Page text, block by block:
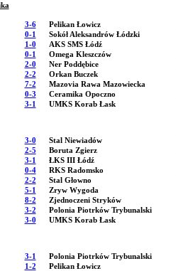
3-6 Pelikan Łowicz
0-1 Sokół Aleksandrów Łódzki
1-0 AKS SMS Łódź
0-1 Omega Kleszczów
2-0 Ner Poddębice
2-2 Orkan Buczek
7-2 Mazovia Rawa Mazowiecka
0-3 Ceramika Opoczno
3-1 UMKS Korab Łask
3-0 Stal Niewiadów
2-5 Boruta Zgierz
3-1 ŁKS III Łódź
0-4 RKS Radomsko
2-2 Stal Głowno
5-1 Zryw Wygoda
8-2 Zjednoczeni Stryków
3-2 Polonia Piotrków Trybunalski
3-0 UMKS Korab Łask
3-1 Polonia Piotrków Trybunalski
1-2 Pelikan Łowicz